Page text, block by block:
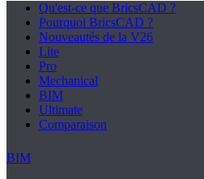
Qu'est-ce que BricsCAD ?
Pourquoi BricsCAD ?
Nouveautés de la V26
Lite
Pro
Mechanical
BIM
Ultimate
Comparaison
BIM